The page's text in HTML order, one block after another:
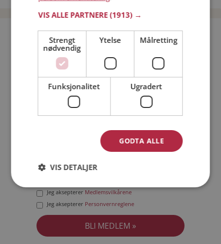
Bli medlem gratis!
Jeg er en: Mann Kvinne
Min alder:
Jeg aksepterer Medlemsvilkårene
Jeg aksepterer Personvernreglene
VIS ALLE PARTNERE(1913) →
Strengt
nødvendig
Ytelse Målretting
Funksjonalitet Ugradert
GODTA ALLE
VIS DETALJER